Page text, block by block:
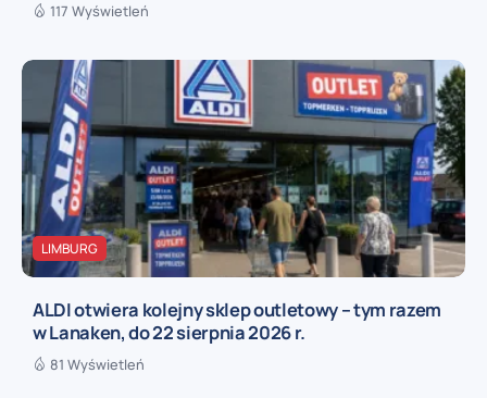
117 Wyświetleń
LIMBURG
ALDI otwiera kolejny sklep outletowy – tym razem
w Lanaken, do 22 sierpnia 2026 r.
81 Wyświetleń